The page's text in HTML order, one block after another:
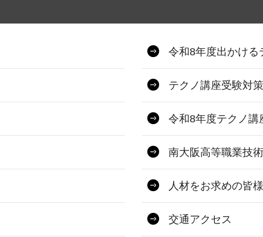
令和8年度出かける
テクノ講座受験対
令和8年度テクノ講
南大阪高等職業技
人材をお求めの皆
交通アクセス